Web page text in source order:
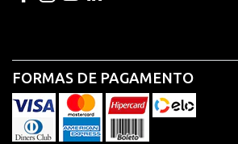
FORMAS DE PAGAMENTO